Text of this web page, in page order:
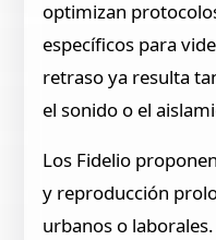
optimizan
específicos para
retraso ya resulta
el sonido o el
Los Fidelio
y reproducción
urbanos o